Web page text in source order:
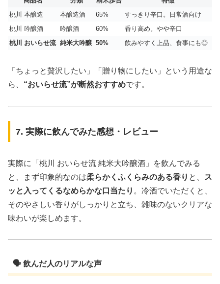
桃川 本醸造
本醸造酒 65%
すっきり辛口。日常酒向け
桃川 吟醸酒
吟醸酒 60%
香り高め。やや辛口
桃川 おいらせ流 純米大吟醸 50% 飲みやすく上品、食事にも◎
「ちょっと贅沢したい」「贈り物にしたい」という用途な
ら、 “おいらせ流”が断然おすすめです。
7. 実際に飲んでみた感想・レビュー
実際に「桃川 おいらせ流 純米大吟醸酒」を飲んでみる
と、まず印象的なのは柔らかくふくらみのある香り と、
ス
ッと入ってくるなめらかな口当たり 。冷酒でいただくと、
そのやさしい香りがしっかりと立ち、雑味のないクリアな
味わいが楽しめます。
🗣️ 飲んだ人のリアルな声